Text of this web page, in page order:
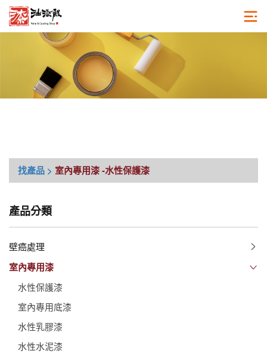
找產品 > 室內專用漆-水性保護漆
產品分類
壁癌處理
室內專用漆
水性保護漆
室內專用底漆
水性乳膠漆
水性水泥漆